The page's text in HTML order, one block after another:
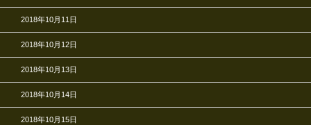
2018年10月11日
2018年10月12日
2018年10月13日
2018年10月14日
2018年10月15日